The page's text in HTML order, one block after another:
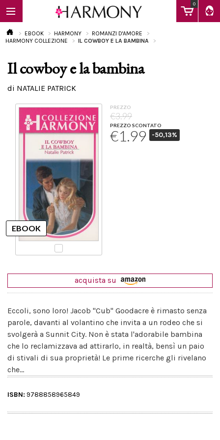
0
EBOOK
Calendario
EBOOK HARMONY
ROMANZI D'AMORE
HARMONY COLLEZIONE
IL COWBOY E LA BAMBINA
Il cowboy e la bambina
di NATALIE PATRICK
PREZZO
€3.99
PREZZO SCONTATO
€1.99 -50,13%
acquista su
Eccoli, sono loro! Jacob "Cub" Goodacre è rimasto senza
parole, davanti al volantino che invita a un rodeo che si
svolgerà a Sunnit City. Non è stata l'adorabile bambina
che lo reclamizzava ad attirarlo, in realtà, bensì un paio
di stivali di sua proprietà! Le prime ricerche gli rivelano
che...
ISBN: 9788858965849